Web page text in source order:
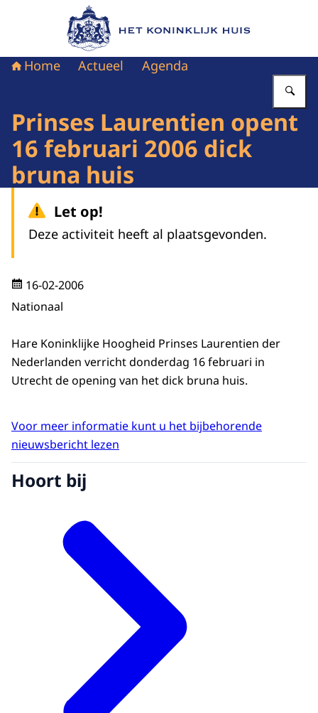
Naar de homepage van Het Koninklijk Huis
Home Actueel Agenda
Prinses Laurentien opent
16 februari 2006 dick
bruna huis
Let op!
Deze activiteit heeft al plaatsgevonden.
16-02-2006
Nationaal
Hare Koninklijke Hoogheid Prinses Laurentien der
Nederlanden verricht donderdag 16 februari in
Utrecht de opening van het dick bruna huis.
Voor meer informatie kunt u het bijbehorende
nieuwsbericht lezen
Hoort bij